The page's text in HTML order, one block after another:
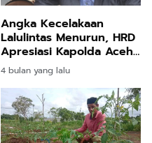
Angka Kecelakaan
Lalulintas Menurun, HRD
Apresiasi Kapolda Aceh
dan Jajarannya
4 bulan yang lalu